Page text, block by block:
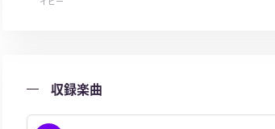
収録楽曲